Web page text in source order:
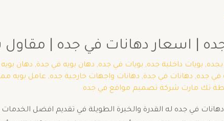
| اسعار دهانات في جده | مقاول بويات
, بويات داخلية جده, بويات في جده, دهان بويه في جدة, دهان
في جده, دهانات في جدة, دهانات واجهات خارجية جده, عامل بويه
تك مارت شركة تصميم مواقع في جده
في جده له القدرة والخبرة الطويلة في تقديم افضل الخدمات